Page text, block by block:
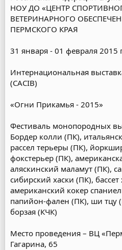
НОУ ДО «ЦЕНТР
ВЕТЕРИНАРНОГО
ПЕРМСКОГО КРАЯ
31 января - 01 февраля 2015
Интернациональная
(CACIB)
«Огни Прикамья - 2015»
Фестиваль монопородных
Бордер колли (ПК),
рассел терьеры (ПК),
фокстерьер (ПК),
аляскинский маламут (ПК),
сибирский хаски (ПК),
американский кокер
папийон-фален (ПК), ши тцу
борзая (КЧК)
Место проведения – ВЦ
Гагарина, 65